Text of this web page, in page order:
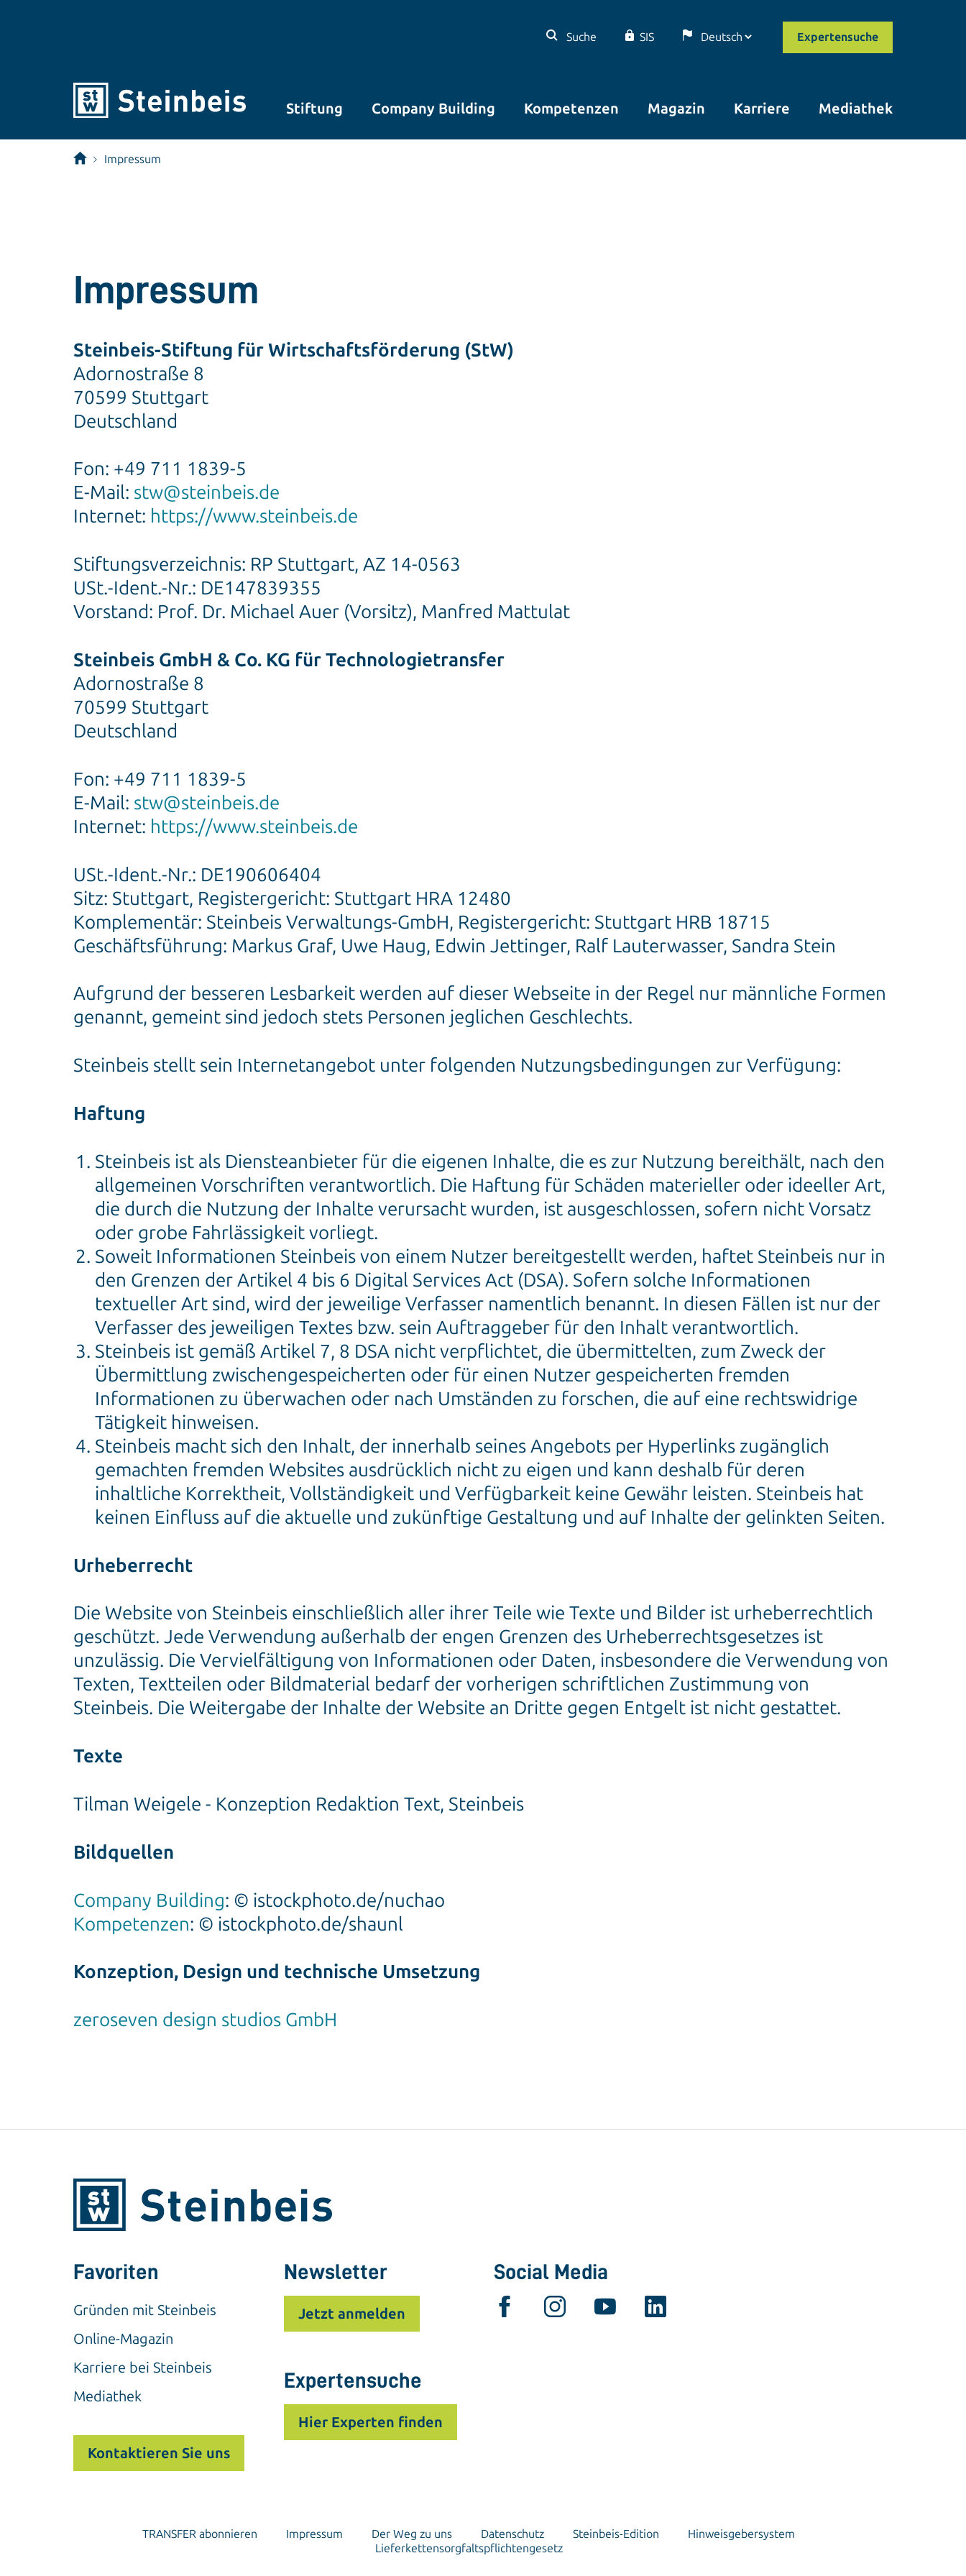
Suche SIS Expertensuche
Stiftung Company Building Kompetenzen Magazin Karriere Mediathek
Impressum
Impressum
Steinbeis-Stiftung für Wirtschaftsförderung (StW)
Adornostraße 8
70599 Stuttgart
Deutschland
Fon: +49 711 1839-5
E-Mail: stw@steinbeis.de
Internet: https://www.steinbeis.de
Stiftungsverzeichnis: RP Stuttgart, AZ 14-0563
USt.-Ident.-Nr.: DE147839355
Vorstand: Prof. Dr. Michael Auer (Vorsitz), Manfred Mattulat
Steinbeis GmbH & Co. KG für Technologietransfer
Adornostraße 8
70599 Stuttgart
Deutschland
Fon: +49 711 1839-5
E-Mail: stw@steinbeis.de
Internet: https://www.steinbeis.de
USt.-Ident.-Nr.: DE190606404
Sitz: Stuttgart, Registergericht: Stuttgart HRA 12480
Komplementär: Steinbeis Verwaltungs-GmbH, Registergericht: Stuttgart HRB 18715
Geschäftsführung: Markus Graf, Uwe Haug, Edwin Jettinger, Ralf Lauterwasser, Sandra Stein
Aufgrund der besseren Lesbarkeit werden auf dieser Webseite in der Regel nur männliche Formen
genannt, gemeint sind jedoch stets Personen jeglichen Geschlechts.
Steinbeis stellt sein Internetangebot unter folgenden Nutzungsbedingungen zur Verfügung:
Haftung
Steinbeis ist als Diensteanbieter für die eigenen Inhalte, die es zur Nutzung bereithält, nach den
allgemeinen Vorschriften verantwortlich. Die Haftung für Schäden materieller oder ideeller Art,
die durch die Nutzung der Inhalte verursacht wurden, ist ausgeschlossen, sofern nicht Vorsatz
oder grobe Fahrlässigkeit vorliegt.
Soweit Informationen Steinbeis von einem Nutzer bereitgestellt werden, haftet Steinbeis nur in
den Grenzen der Artikel 4 bis 6 Digital Services Act (DSA). Sofern solche Informationen
textueller Art sind, wird der jeweilige Verfasser namentlich benannt. In diesen Fällen ist nur der
Verfasser des jeweiligen Textes bzw. sein Auftraggeber für den Inhalt verantwortlich.
Steinbeis ist gemäß Artikel 7, 8 DSA nicht verpflichtet, die übermittelten, zum Zweck der
Übermittlung zwischengespeicherten oder für einen Nutzer gespeicherten fremden
Informationen zu überwachen oder nach Umständen zu forschen, die auf eine rechtswidrige
Tätigkeit hinweisen.
Steinbeis macht sich den Inhalt, der innerhalb seines Angebots per Hyperlinks zugänglich
gemachten fremden Websites ausdrücklich nicht zu eigen und kann deshalb für deren
inhaltliche Korrektheit, Vollständigkeit und Verfügbarkeit keine Gewähr leisten. Steinbeis hat
keinen Einfluss auf die aktuelle und zukünftige Gestaltung und auf Inhalte der gelinkten Seiten.
Urheberrecht
Die Website von Steinbeis einschließlich aller ihrer Teile wie Texte und Bilder ist urheberrechtlich
geschützt. Jede Verwendung außerhalb der engen Grenzen des Urheberrechtsgesetzes ist
unzulässig. Die Vervielfältigung von Informationen oder Daten, insbesondere die Verwendung von
Texten, Textteilen oder Bildmaterial bedarf der vorherigen schriftlichen Zustimmung von
Steinbeis. Die Weitergabe der Inhalte der Website an Dritte gegen Entgelt ist nicht gestattet.
Texte
Tilman Weigele - Konzeption Redaktion Text, Steinbeis
Bildquellen
Company Building: © istockphoto.de/nuchao
Kompetenzen: © istockphoto.de/shaunl
Konzeption, Design und technische Umsetzung
zeroseven design studios GmbH
Favoriten
Gründen mit Steinbeis
Online-Magazin
Karriere bei Steinbeis
Mediathek
Kontaktieren Sie uns
Newsletter
Jetzt anmelden
Expertensuche
Hier Experten finden
Social Media
TRANSFER abonnieren Impressum Der Weg zu uns Datenschutz Steinbeis-Edition
Hinweisgebersystem
Lieferkettensorgfaltspflichtengesetz